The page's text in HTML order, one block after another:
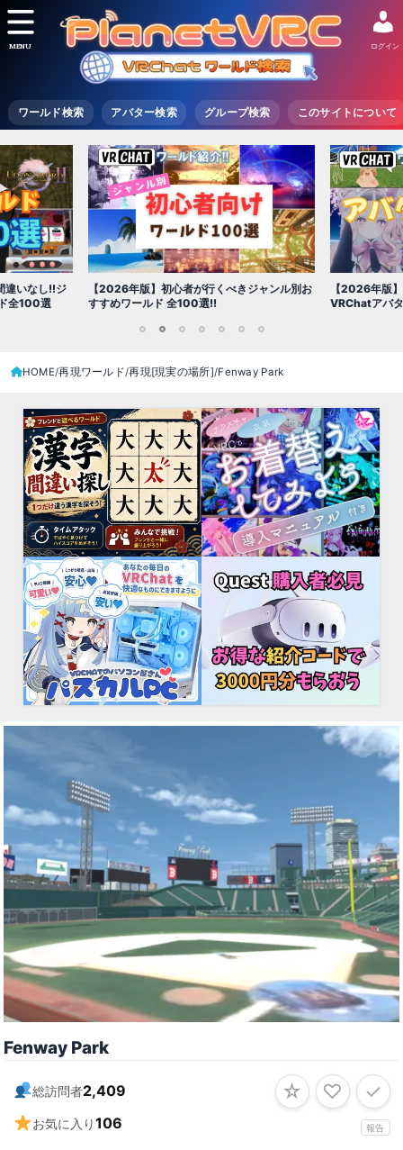
ワールド検索 アバター検索 グループ検索 このサイトについて
ログイン
MENU
ャンル別お
【2026年版】初心者必見!!無料で使える
VRChatアバター（アバターワールド紹介）
【2026年版
世界を味わえ
HOME 再現ワールド 再現[現実の場所] Fenway Park
Fenway Park
総訪問者2,409
お気に入り106 報告
☆ ♡ ✓